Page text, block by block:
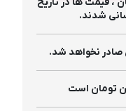
صادر نخواهد شد.